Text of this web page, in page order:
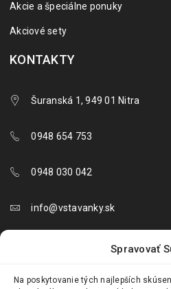
Spravovať
Na poskytovanie tých najlepších
Akcie a špeciálne ponuky
Akciové sety
KONTAKTY
Šuranská 1, 949 01 Nitra
0948 654 753
0948 030 042
info@vstavanky.sk
objednavky@vstavanky.sk
reklamacie@vstavanky.sk